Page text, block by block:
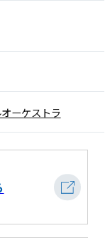
ーケストラ